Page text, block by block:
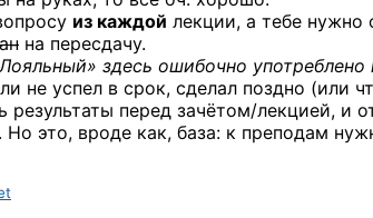
из каждой лекции, а тебе нужно
на пересдачу.
здесь ошибочно
не успел в срок, сделал поздно (или
перед зачётом/лекцией, и
это, вроде как, база: к преподам